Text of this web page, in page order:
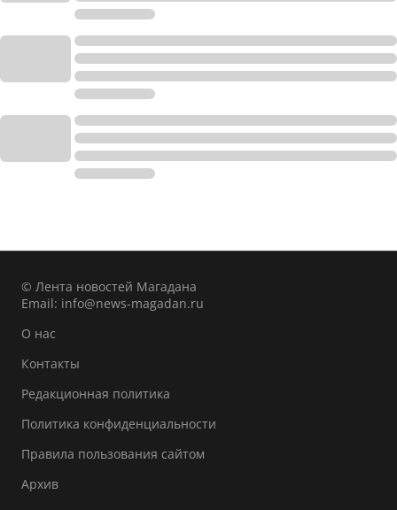
© Лента новостей Магадана
Email: info@news-magadan.ru
О нас
Контакты
Редакционная политика
Политика конфиденциальности
Правила пользования сайтом
Архив